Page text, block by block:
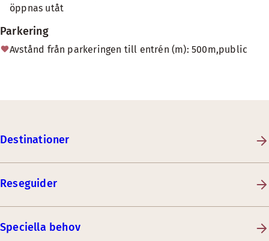
öppnas utåt
Parkering
Avstånd från parkeringen till entrén (m): 500m,public
Destinationer
Reseguider
Speciella behov